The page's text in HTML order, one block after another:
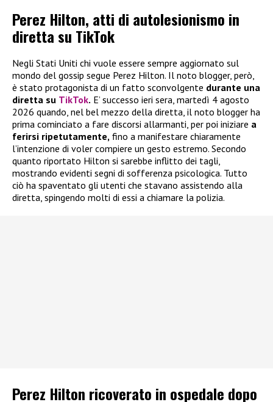
Perez Hilton, atti di autolesionismo in
diretta su TikTok
Negli Stati Uniti chi vuole essere sempre aggiornato sul
mondo del gossip segue Perez Hilton. Il noto blogger, però,
è stato protagonista di un fatto sconvolgente durante una
diretta su TikTok. E’ successo ieri sera, martedì 4 agosto
2026 quando, nel bel mezzo della diretta, il noto blogger ha
prima cominciato a fare discorsi allarmanti, per poi iniziare a
ferirsi ripetutamente, fino a manifestare chiaramente
l’intenzione di voler compiere un gesto estremo. Secondo
quanto riportato Hilton si sarebbe inflitto dei tagli,
mostrando evidenti segni di sofferenza psicologica. Tutto
ciò ha spaventato gli utenti che stavano assistendo alla
diretta, spingendo molti di essi a chiamare la polizia.
Perez Hilton ricoverato in ospedale dopo